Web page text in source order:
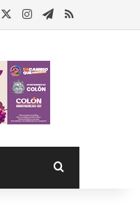
Instagram
Telegram
RSS